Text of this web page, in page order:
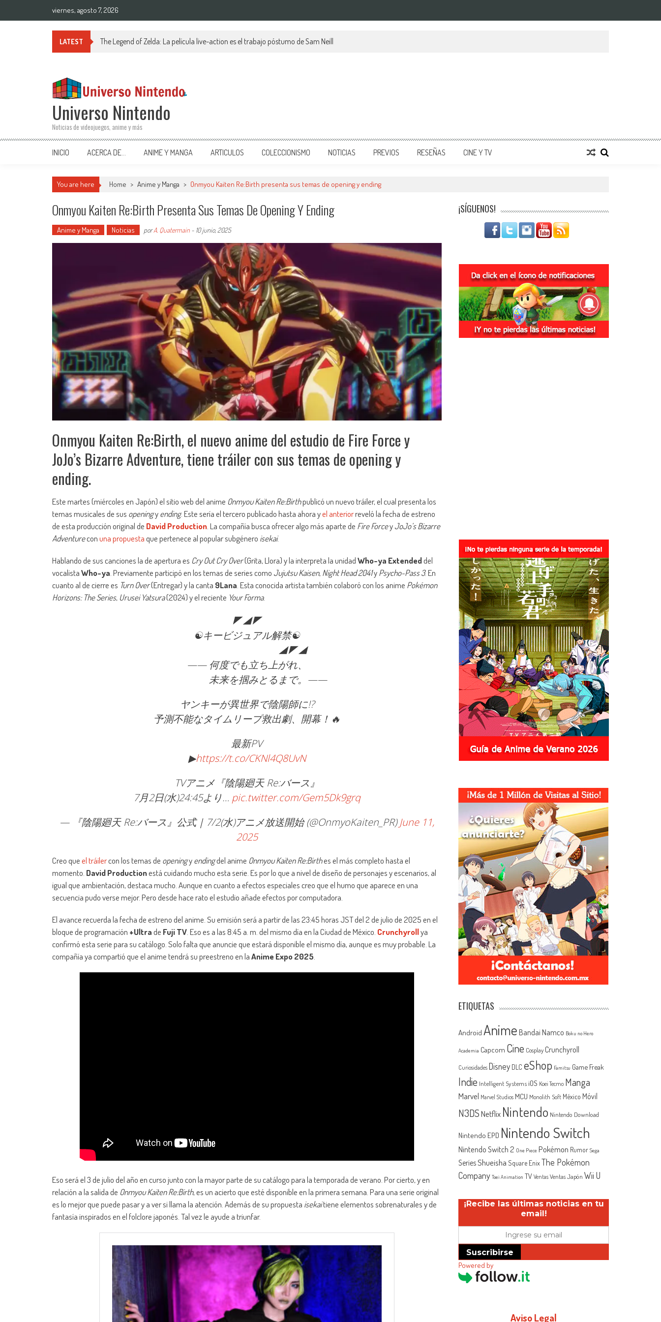
viernes, agosto 7, 2026
LATEST The Legend of Zelda: La película live-action es el trabajo póstumo de Sam Neill
Universo Nintendo
Noticias de videojuegos, anime y más
INICIO ACERCA DE… ANIME Y MANGA ARTICULOS COLECCIONISMO NOTICIAS PREVIOS RESEÑAS CINE Y TV
You are here Home > Anime y Manga > Onmyou Kaiten Re:Birth presenta sus temas de opening y ending
Onmyou Kaiten Re:Birth Presenta Sus Temas De Opening Y Ending
Anime y Manga Noticias porA. Quatermain - 10 junio, 2025
Onmyou Kaiten Re:Birth, el nuevo anime del estudio de Fire Force y
JoJo’s Bizarre Adventure, tiene tráiler con sus temas de opening y
ending.
Este martes (miércoles en Japón) el sitio web del anime Onmyou Kaiten Re:Birthpublicó un nuevo tráiler, el cual presenta los
temas musicales de sus openingyending. Este sería el tercero publicado hasta ahora yel anteriorreveló la fecha de estreno
de esta producción original de David Production. La compañía busca ofrecer algo más aparte de Fire ForceyJoJo’s Bizarre
Adventureconuna propuestaque pertenece al popular subgénero isekai.
Hablando de sus canciones la de apertura es Cry Out Cry Over(Grita, Llora) y la interpreta la unidadWho-ya Extendeddel
vocalistaWho-ya. Previamente participó en los temas de series como Jujutsu Kaisen, Night Head 2041yPsycho-Pass 3. En
cuanto al de cierre es Turn Over(Entregar) y la canta 9Lana. Esta conocida artista también colaboró con los anime Pokémon
Horizons: The Series, Urusei Yatsura(2024) y el reciente Your Forma.
◤◢◤
☯️キービジュアル解禁☯️
◢◤◢
—— 何度でも立ち上がれ、
未来を掴みとるまで。——
ヤンキーが異世界で陰陽師に!?
予測不能なタイムリープ救出劇、開幕！🔥
最新PV
▶https://t.co/CKNl4Q8UvN
TVアニメ『陰陽廻天 Re:バース』
7月2日(水)24:45より… pic.twitter.com/Gem5Dk9grq
— 『陰陽廻天 Re:バース』公式｜7/2(水)アニメ放送開始 (@OnmyoKaiten_PR)June 11,
2025
Creo queel tráilercon los temas de openingyendingdel anime Onmyou Kaiten Re:Birthes el más completo hasta el
momento. David Productionestá cuidando mucho esta serie. Es por lo que a nivel de diseño de personajes y escenarios, al
igual que ambientación, destaca mucho. Aunque en cuanto a efectos especiales creo que el humo que aparece en una
secuencia pudo verse mejor. Pero desde hace rato el estudio añade efectos por computadora.
El avance recuerda la fecha de estreno del anime. Su emisión será a partir de las 23:45 horas JST del 2 de julio de 2025 en el
bloque de programación +Ultrade Fuji TV. Eso es a las 8:45 a. m. del mismo día en la Ciudad de México. Crunchyrollya
confirmó esta serie para su catálogo. Solo falta que anuncie que estará disponible el mismo día, aunque es muy probable. La
compañía ya compartió que el anime tendrá su preestreno en laAnime Expo 2025.
Eso será el 3 de julio del año en curso junto con la mayor parte de su catálogo para la temporada de verano. Por cierto, y en
relación a la salida de Onmyou Kaiten Re:Birth, es un acierto que esté disponible en la primera semana. Para una serie original
es lo mejor que puede pasar y a ver si llama la atención. Además de su propuesta isekaitiene elementos sobrenaturales y de
fantasía inspirados en el folclore japonés. Tal vez le ayude a triunfar.
¡SÍGUENOS!
ETIQUETAS
Android Anime Bandai Namco Boku no Hero
Academia Capcom Cine Cosplay Crunchyroll
Curiosidades Disney DLC eShop Famitsu Game Freak
Indie Intelligent Systems iOS Koei Tecmo Manga
Marvel Marvel Studios MCU Monolith Soft México Móvil
N3DSNetflix Nintendo Nintendo Download
Nintendo EPD Nintendo Switch
Nintendo Switch 2 One Piece Pokémon Rumor Sega
SeriesShueisha Square EnixThe Pokémon
Company Toei Animation TV Ventas Ventas Japón Wii U
¡Recibe las últimas noticias en tu
email!
Suscribirse
Powered by
Aviso Legal